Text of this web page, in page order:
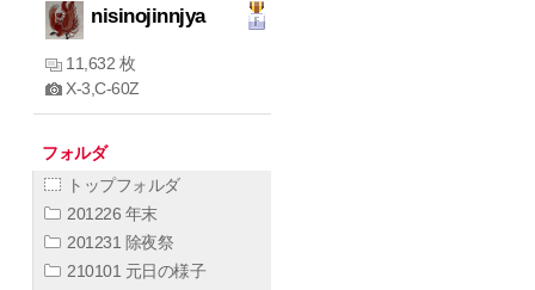
nisinojinnjya
11,632 枚
X-3,C-60Z
フォルダ
トップフォルダ
201226 年末
201231 除夜祭
210101 元日の様子